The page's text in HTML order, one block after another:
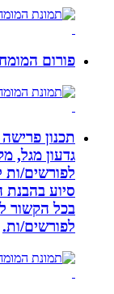
פורום המומחים
תכנון פרישה
גדעון מגל,
לפורשים/ות
סיוע בהבנת
בכל הקשור
לפורשים/ות.